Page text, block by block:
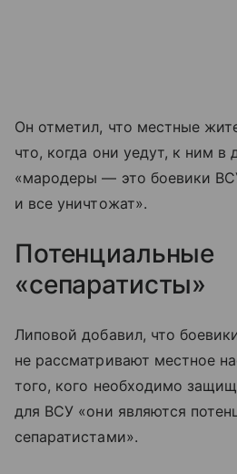
Он отметил, что местные
что, когда они уедут, к ним в
«мародеры — это боевики
и все уничтожат».
Потенциальные
«сепаратисты»
Липовой добавил, что
не рассматривают местное
того, кого необходимо
для ВСУ «они являются
сепаратистами».